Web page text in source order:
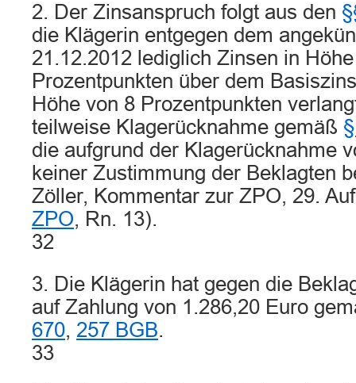
2. Der Zinsanspruch folgt aus den
die Klägerin entgegen dem
21.12.2012 lediglich Zinsen in
Prozentpunkten über dem
Höhe von 8 Prozentpunkten
teilweise Klagerücknahme gemäß
die aufgrund der Klagerücknahme
keiner Zustimmung der Beklagten
Zöller, Kommentar zur ZPO, 29.
ZPO, Rn. 13).
32
3. Die Klägerin hat gegen die
auf Zahlung von 1.286,20 Euro
670, 257 BGB.
33